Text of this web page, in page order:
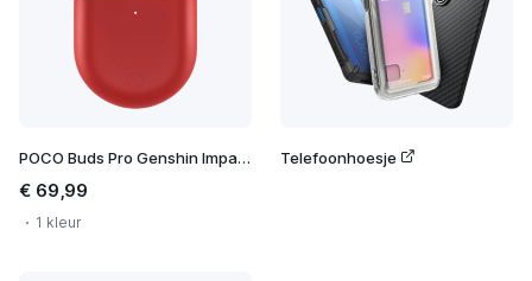
POCO Buds Pro Genshin Impact Edition
€ 69,99
1 kleur
Telefoonhoesje